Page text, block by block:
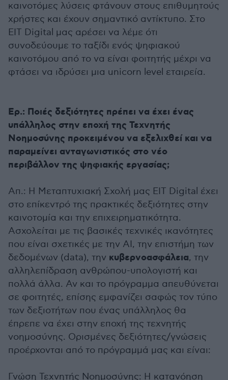
καινοτόμες λύσεις φτάνουν στους επιθυμητούς
χρήστες και έχουν σημαντικό αντίκτυπο. Στο
EIT Digital μας αρέσει να λέμε ότι
συνοδεύουμε το ταξίδι ενός ψηφιακού
καινοτόμου από το να είναι φοιτητής μέχρι να
φτάσει να ιδρύσει μια unicorn level εταιρεία.
Ερ.: Ποιές δεξιότητες πρέπει να έχει ένας
υπάλληλος στην εποχή της Τεχνητής
Νοημοσύνης προκειμένου να εξελιχθεί και να
παραμείνει ανταγωνιστικός στο νέο
περιβάλλον της ψηφιακής εργασίας;
Απ.: H Μεταπτυχιακή Σχολή μας EIT Digital έχει
στο επίκεντρό της πρακτικές δεξιότητες στην
καινοτομία και την επιχειρηματικότητα.
Ασχολείται με τις βασικές τεχνικές ικανότητες
που είναι σχετικές με την ΑΙ, την επιστήμη των
δεδομένων (data), την κυβερνοασφάλεια, την
αλληλεπίδραση ανθρώπου-υπολογιστή και
πολλά άλλα. Αν και το πρόγραμμα απευθύνεται
σε φοιτητές, επίσης εμφανίζει σαφώς τον τύπο
των δεξιοτήτων που ένας υπάλληλος θα
έπρεπε να έχει στην εποχή της τεχνητής
νοημοσύνης. Ορισμένες δεξιότητες/γνώσεις
προέρχονται από το πρόγραμμά μας και είναι:
Γνώση Τεχνητής Νοημοσύνης: Η κατανόηση